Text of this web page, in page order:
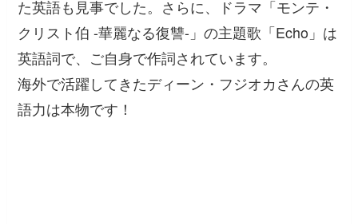
た英語も見事でした。さらに、ドラマ「モンテ・
クリスト伯 -華麗なる復讐-」の主題歌「Echo」は
英語詞で、ご自身で作詞されています。
海外で活躍してきたディーン・フジオカさんの英
語力は本物です！